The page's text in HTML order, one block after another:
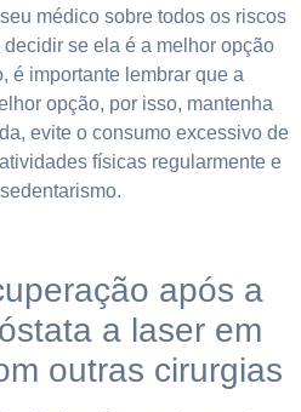
médico sobre todos os riscos
se ela é a melhor opção
é importante lembrar que a
opção, por isso, mantenha
evite o consumo excessivo de
físicas regularmente e
após a
a laser em
outras cirurgias